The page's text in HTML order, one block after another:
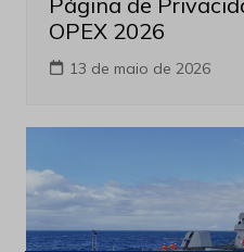
OPEX 2026
13 de maio de 2026